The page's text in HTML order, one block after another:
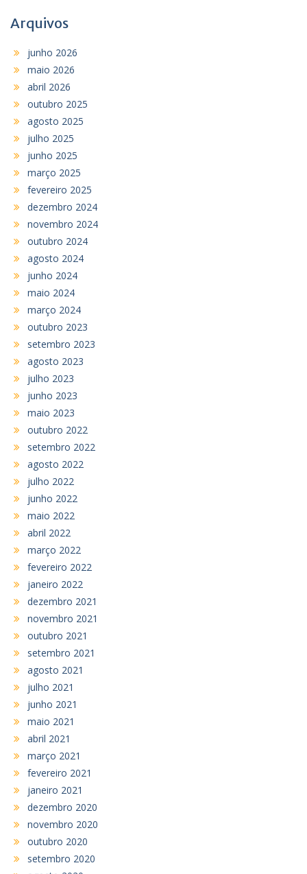
Arquivos
junho 2026
maio 2026
abril 2026
outubro 2025
agosto 2025
julho 2025
junho 2025
março 2025
fevereiro 2025
dezembro 2024
novembro 2024
outubro 2024
agosto 2024
junho 2024
maio 2024
março 2024
outubro 2023
setembro 2023
agosto 2023
julho 2023
junho 2023
maio 2023
outubro 2022
setembro 2022
agosto 2022
julho 2022
junho 2022
maio 2022
abril 2022
março 2022
fevereiro 2022
janeiro 2022
dezembro 2021
novembro 2021
outubro 2021
setembro 2021
agosto 2021
julho 2021
junho 2021
maio 2021
abril 2021
março 2021
fevereiro 2021
janeiro 2021
dezembro 2020
novembro 2020
outubro 2020
setembro 2020